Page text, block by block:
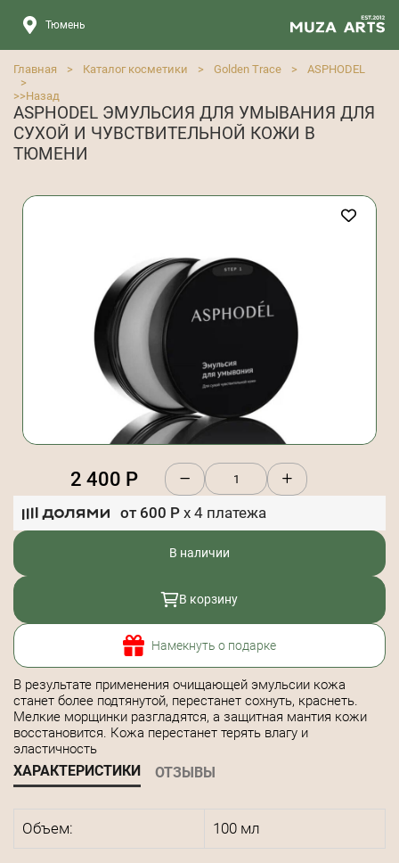
Тюмень
Главная > Каталог косметики > Golden Trace >
ASPHODEL
>
>>Назад
ASPHODEL ЭМУЛЬСИЯ ДЛЯ УМЫВАНИЯ ДЛЯ
СУХОЙ И ЧУВСТВИТЕЛЬНОЙ КОЖИ В
ТЮМЕНИ
2 400 Р
от 600 Р x 4 платежа
В наличии
В корзину
Намекнуть о подарке
В результате применения очищающей эмульсии кожа
станет более подтянутой, перестанет сохнуть, краснеть.
Мелкие морщинки разгладятся, а защитная мантия кожи
восстановится. Кожа перестанет терять влагу и
эластичность
ХАРАКТЕРИСТИКИ ОТЗЫВЫ
Объем: 100 мл